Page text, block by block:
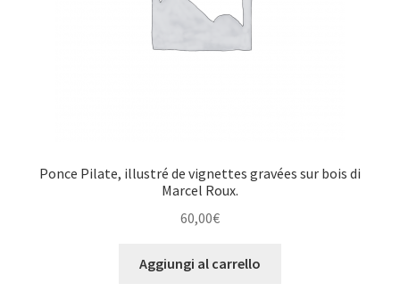
Ponce Pilate, illustré de vignettes gravées sur bois di
Marcel Roux.
60,00€
Aggiungi al carrello